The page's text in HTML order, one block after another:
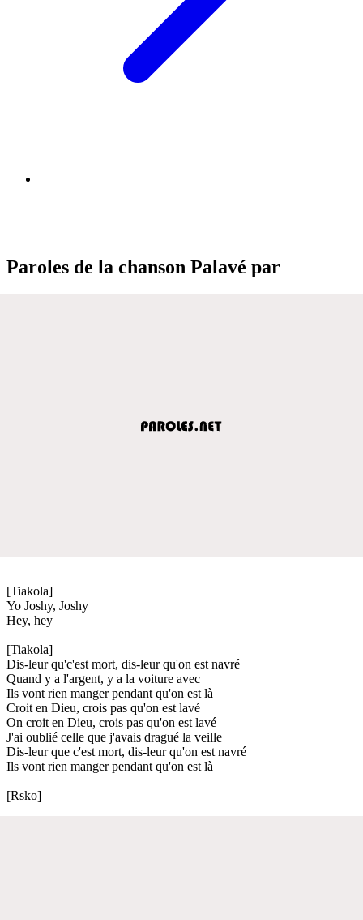
Paroles de la chanson Palavé par
[Tiakola]
Yo Joshy, Joshy
Hey, hey
[Tiakola]
Dis-leur qu'c'est mort, dis-leur qu'on est navré
Quand y a l'argent, y a la voiture avec
Ils vont rien manger pendant qu'on est là
Croit en Dieu, crois pas qu'on est lavé
On croit en Dieu, crois pas qu'on est lavé
J'ai oublié celle que j'avais dragué la veille
Dis-leur que c'est mort, dis-leur qu'on est navré
Ils vont rien manger pendant qu'on est là
[Rsko]